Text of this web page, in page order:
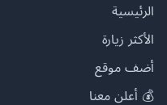
الرئيسية
الأكثر زيارة
أضف موقع
💰 أعلن معنا